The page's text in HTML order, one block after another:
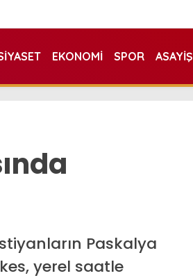
EKONOMI SPOR ASAYIŞ
Paskalya
yerel saatle